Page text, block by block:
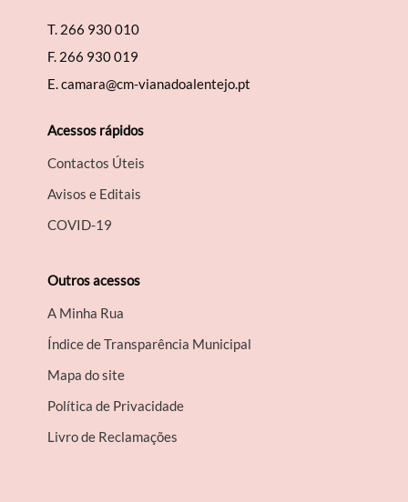
T. 266 930 010
F. 266 930 019
E.camara@cm-vianadoalentejo.pt
Acessos rápidos
Contactos Úteis
Avisos e Editais
COVID-19
Outros acessos
A Minha Rua
Índice de Transparência Municipal
Mapa do site
Política de Privacidade
Livro de Reclamações